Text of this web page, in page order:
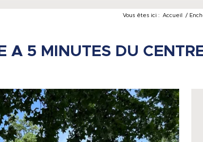
Vous êtes ici : Accueil /
A 5 MINUTES DU